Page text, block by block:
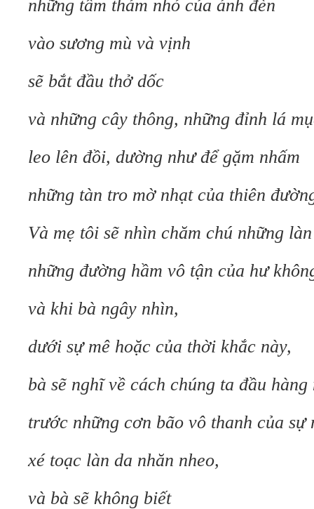
những tấm thảm nhỏ của ánh đèn
vào sương mù và vịnh
sẽ bắt đầu thở dốc
và những cây thông, những đỉnh lá
leo lên đồi, dường như để gặm nhấm
những tàn tro mờ nhạt của thiên
Và mẹ tôi sẽ nhìn chăm chú những
những đường hầm vô tận của hư
và khi bà ngây nhìn,
dưới sự mê hoặc của thời khắc này,
bà sẽ nghĩ về cách chúng ta đầu hàng
trước những cơn bão vô thanh của sự
xé toạc làn da nhăn nheo,
và bà sẽ không biết